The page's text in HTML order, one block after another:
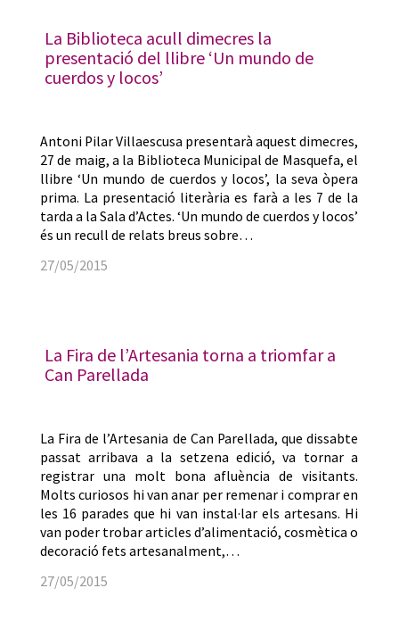
La Biblioteca acull dimecres la
presentació del llibre ‘Un mundo de
cuerdos y locos’
Antoni Pilar Villaescusa presentarà aquest dimecres,
27 de maig, a la Biblioteca Municipal de Masquefa, el
llibre ‘Un mundo de cuerdos y locos’, la seva òpera
prima. La presentació literària es farà a les 7 de la
tarda a la Sala d’Actes. ‘Un mundo de cuerdos y locos’
és un recull de relats breus sobre…
27/05/2015
La Fira de l’Artesania torna a triomfar a
Can Parellada
La Fira de l’Artesania de Can Parellada, que dissabte
passat arribava a la setzena edició, va tornar a
registrar una molt bona afluència de visitants.
Molts curiosos hi van anar per remenar i comprar en
les 16 parades que hi van instal·lar els artesans. Hi
van poder trobar articles d’alimentació, cosmètica o
decoració fets artesanalment,…
27/05/2015